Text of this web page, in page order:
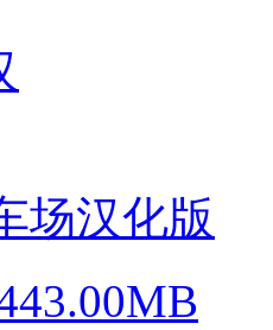
场汉化版